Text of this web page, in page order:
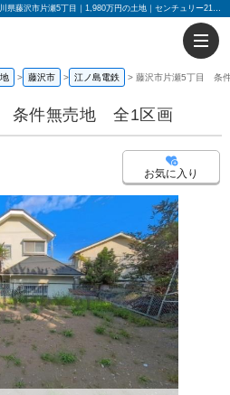
藤沢市片瀬5丁目 条件無売地 全1区画 神奈川県藤沢市片瀬5丁目｜1,980万円の土地｜センチュリー21富士ハウジング
藤沢市 江ノ島電鉄 藤沢市片瀬5丁目 条
条件無売地 全1区画
お気に入り